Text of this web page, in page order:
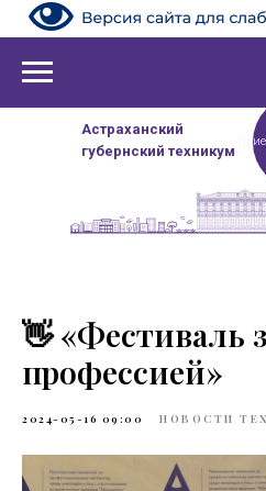
Астраханский
губернский техникум
👋 «Фестиваль
профессией»
2024-05-16 09:00 НОВОСТИ